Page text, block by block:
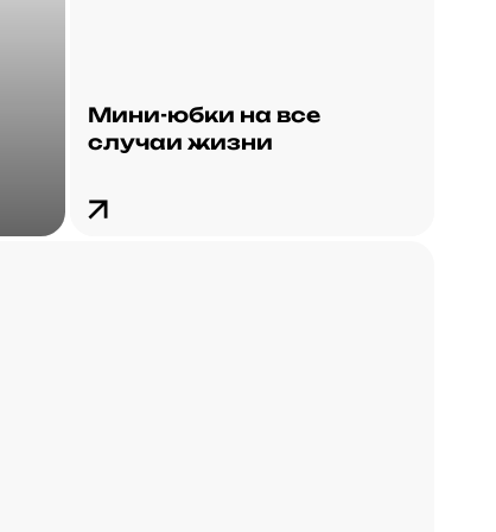
Мини-юбки на все
случаи жизни